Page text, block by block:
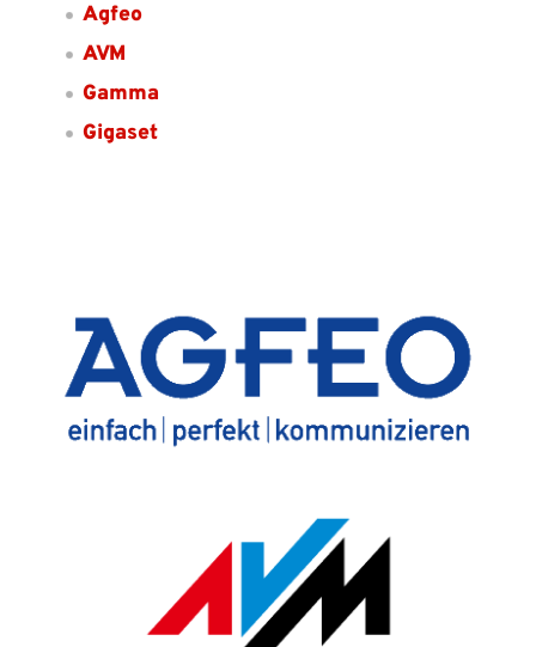
Agfeo
AVM
Gamma
Gigaset